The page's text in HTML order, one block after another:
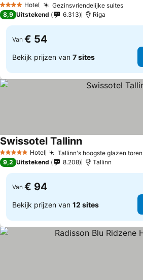
4 SterrenHotel Gezinsvriendelijke suites
8,9 Uitstekend 6.313 Riga
Van € 54
Bekijk prijzen van 7 sites
5 Sterren Hotel Tallinn's hoogste glazen toren
Swissotel Tallinn
9,2 Uitstekend 8.208 Tallinn
Van € 94
Bekijk prijzen van 12 sites